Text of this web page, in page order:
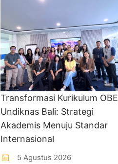
Transformasi Kurikulum OBE
Undiknas Bali: Strategi
Akademis Menuju Standar
Internasional
5 Agustus 2026